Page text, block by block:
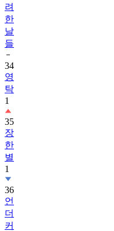
려
한
날
들
34
영
탁
1
35
장
한
별
1
36
언
더
커